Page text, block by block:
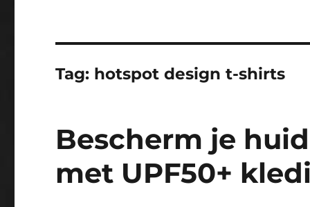
Tag: hotspot design t-shirts
Bescherm je
met UPF50+